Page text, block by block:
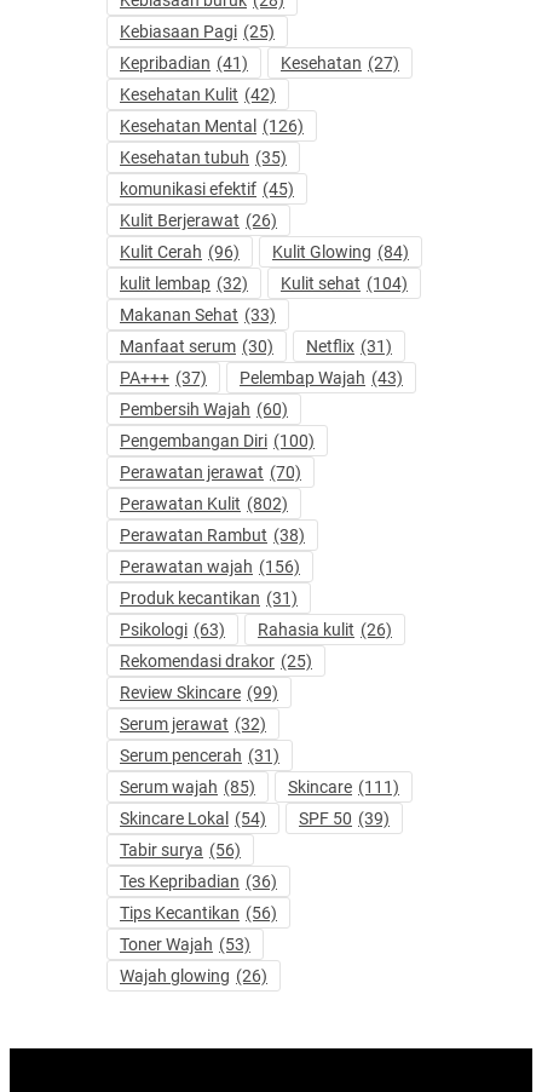
Kebiasaan Pagi (25)
Kepribadian (41) Kesehatan (27)
Kesehatan Kulit (42)
Kesehatan Mental
(126)
Kesehatan tubuh (35)
komunikasi efektif (45)
Kulit Berjerawat (26)
Kulit Cerah (96) Kulit Glowing (84)
kulit lembap (32) Kulit sehat (104)
Makanan Sehat (33)
Manfaat serum (30) Netflix (31)
PA+++ (37) Pelembap Wajah (43)
Pembersih Wajah (60)
Pengembangan Diri (100)
Perawatan jerawat (70)
Perawatan Kulit (802)
Perawatan Rambut (38)
Perawatan wajah (156)
Produk kecantikan (31)
Psikologi (63) Rahasia kulit (26)
Rekomendasi drakor (25)
Review Skincare (99)
Serum jerawat (32)
Serum pencerah (31)
Serum wajah (85) Skincare (111)
Skincare Lokal
(54) SPF 50 (39)
Tabir surya (56)
Tes Kepribadian (36)
Tips Kecantikan (56)
Toner Wajah (53)
Wajah glowing (26)